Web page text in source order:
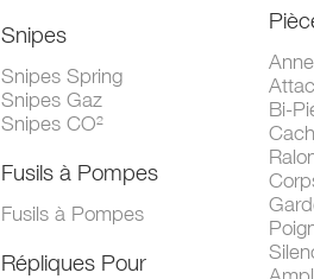
Snipes
Snipes Spring
Snipes Gaz
Snipes CO²
Fusils à Pompes
Fusils à Pompes
Répliques Pour
Bi-